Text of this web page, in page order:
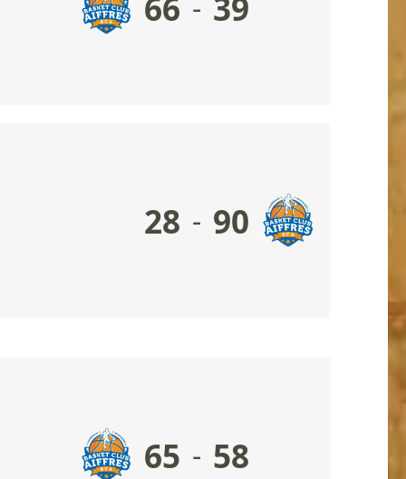
28 - 90
65 - 58